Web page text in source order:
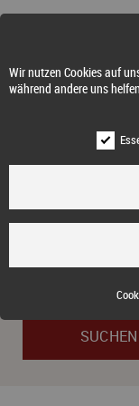
Comprar
Wir nutzen Cookies auf
während andere uns
Name:
Cookie